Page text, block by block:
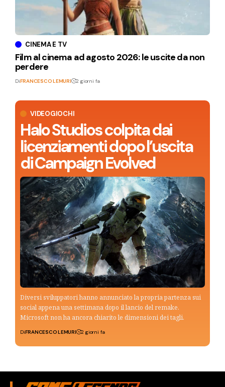
VIDEOGIOCHI
Halo Studios colpita dai
licenziamenti dopo l’uscita
di Campaign Evolved
Diversi sviluppatori hanno annunciato la propria partenza sui
social appena una settimana dopo il lancio del remake.
Microsoft non ha ancora chiarito le dimensioni dei tagli.
DiFRANCESCO LEMURI 2 giorni fa
CINEMA E TV
Film al cinema ad agosto 2026: le uscite da non
perdere
DiFRANCESCO LEMURI 2 giorni fa